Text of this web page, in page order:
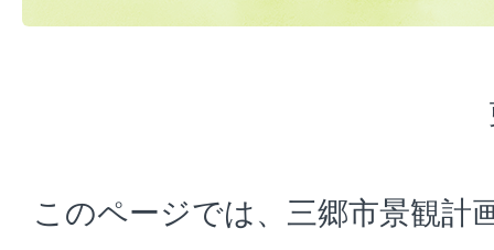
このページでは、三郷市景観計